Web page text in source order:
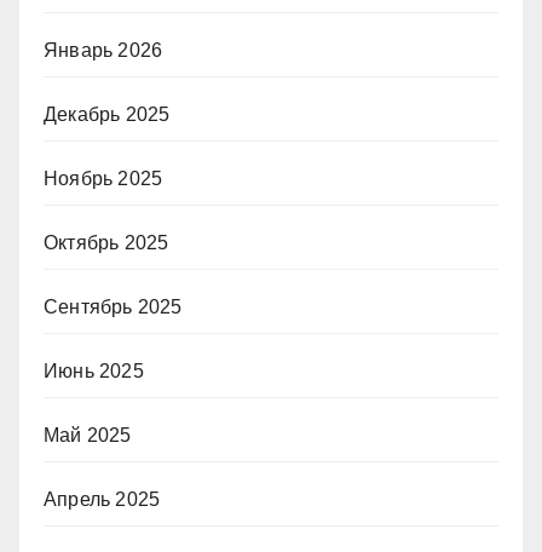
Январь 2026
Декабрь 2025
Ноябрь 2025
Октябрь 2025
Сентябрь 2025
Июнь 2025
Май 2025
Апрель 2025